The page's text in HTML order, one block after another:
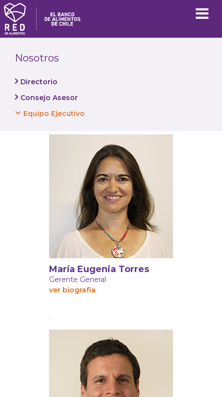
Nosotros
Directorio
Consejo Asesor
Equipo Ejecutivo
María Eugenia Torres
Gerente General
ver biografía
.